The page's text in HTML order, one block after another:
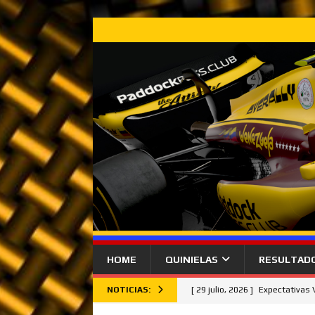
HOME QUINIELAS
NOTICIAS: [ 29 julio, 2026 ] Expectativas